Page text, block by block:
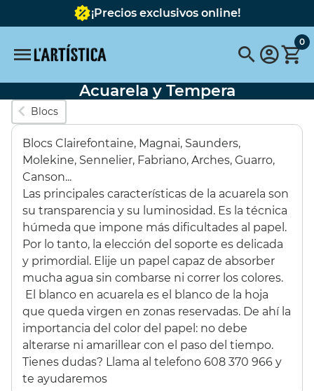
¡Precios exclusivos online!
Búsquedas populares
FABER CASTELL
Pebeo pebeo vitrail
Tavola
Pintura
pastel schmincke
Destacados
SET 6 COLORES
OPACOS 60ML
44,37 € (10%)
39,93 €
BASTIDOR
REDONDO CON
TELA 40 cms.
11,35 € (10%)
10,22 €
0
Acuarela y Tempera
Blocs
Blocs Clairefontaine, Magnai, Saunders,
Molekine, Sennelier, Fabriano, Arches, Guarro,
Canson...
Las principales características de la acuarela son
su transparencia y su luminosidad. Es la técnica
húmeda que impone más dificultades al papel.
Por lo tanto, la elección del soporte es delicada
y primordial. Elije un papel capaz de absorber
mucha agua sin combarse ni correr los colores.
El blanco en acuarela es el blanco de la hoja
que queda virgen en zonas reservadas. De ahí la
importancia del color del papel: no debe
alterarse ni amarillear con el paso del tiempo.
Tienes dudas? Llama al telefono 608 370 966 y
te ayudaremos